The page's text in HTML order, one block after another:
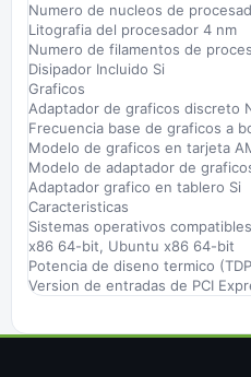
Numero de nucleos de
Litografia del procesador 4 nm
Numero de filamentos de
Disipador Incluido Si
Graficos
Adaptador de graficos discreto
Frecuencia base de graficos a
Modelo de graficos en tarjeta
Modelo de adaptador de
Adaptador grafico en tablero Si
Caracteristicas
Sistemas operativos
x86 64-bit, Ubuntu x86 64-bit
Potencia de diseno termico
Version de entradas de PCI